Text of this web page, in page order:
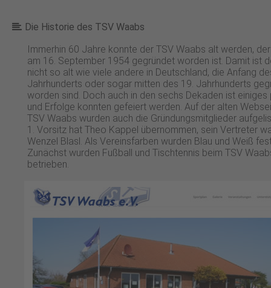
Die Historie des TSV Waabs
Immerhin 60 Jahre konnte der TSV Waabs alt werden,
am 16. September 1954 gegründet worden ist. Damit ist
nicht so alt wie viele andere in Deutschland, die Anfang
Jahrhunderts oder sogar mitten des 19. Jahrhunderts
worden sind. Doch auch in den sechs Dekaden ist einiges
und Erfolge konnten gefeiert werden. Auf der alten
TSV Waabs wurden auch die Gründungsmitglieder
1. Vorsitz hat Theo Kappel übernommen, sein Vertreter
Wenzel Blasl. Als Vereinsfarben wurden Blau und Weiß
Zunächst wurden Fußball und Tischtennis beim TSV
betrieben.